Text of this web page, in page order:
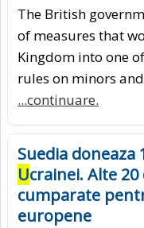
The British
of measures that
Kingdom into one
rules on minors
...continuare.
Suedia doneaza
Ucrainei. Alte
cumparate
europene